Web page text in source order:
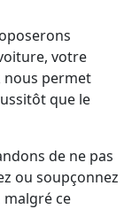
votre
nous permet
que le
de ne pas
ou soupçonnez
malgré ce